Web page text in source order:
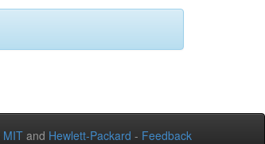
MIT and Hewlett-Packard - Feedback